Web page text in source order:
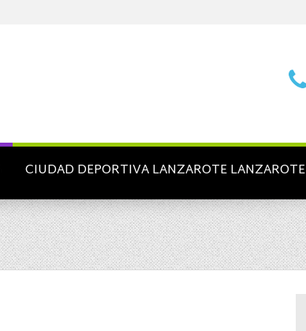
CIUDAD DEPORTIVA LANZAROTE LANZAROTE